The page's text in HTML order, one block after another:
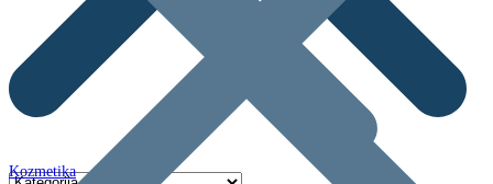
Kozmetika